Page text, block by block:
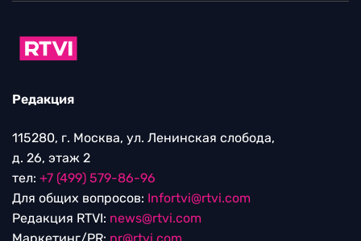
Редакция
115280, г. Москва, ул. Ленинская слобода,
д. 26, этаж 2
тел: +7 (499) 579-86-96
Для общих вопросов: Infortvi@rtvi.com
Редакция RTVI: news@rtvi.com